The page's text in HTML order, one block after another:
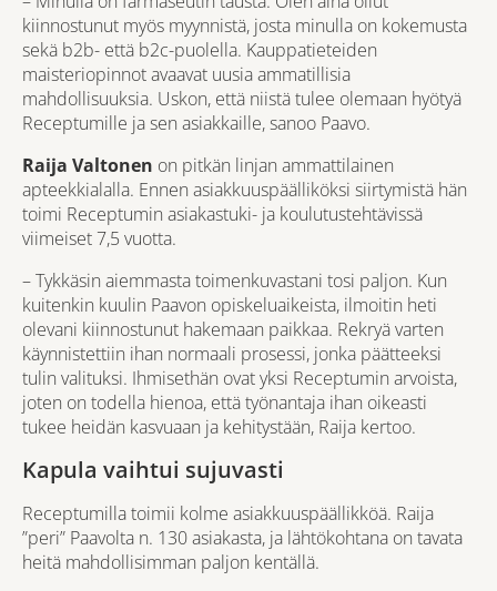
kiinnostunut myös myynnistä, josta minulla on kokemusta
sekä b2b- että b2c-puolella. Kauppatieteiden
maisteriopinnot avaavat uusia ammatillisia
mahdollisuuksia. Uskon, että niistä tulee olemaan hyötyä
Receptumille ja sen asiakkaille, sanoo Paavo.
Raija Valtonen on pitkän linjan ammattilainen
apteekkialalla. Ennen asiakkuuspäälliköksi siirtymistä hän
toimi Receptumin asiakastuki- ja koulutustehtävissä
viimeiset 7,5 vuotta.
– Tykkäsin aiemmasta toimenkuvastani tosi paljon. Kun
kuitenkin kuulin Paavon opiskeluaikeista, ilmoitin heti
olevani kiinnostunut hakemaan paikkaa. Rekryä varten
käynnistettiin ihan normaali prosessi, jonka päätteeksi
tulin valituksi. Ihmisethän ovat yksi Receptumin arvoista,
joten on todella hienoa, että työnantaja ihan oikeasti
tukee heidän kasvuaan ja kehitystään, Raija kertoo.
Kapula vaihtui sujuvasti
Receptumilla toimii kolme asiakkuuspäällikköä. Raija
”peri” Paavolta n. 130 asiakasta, ja lähtökohtana on tavata
heitä mahdollisimman paljon kentällä.